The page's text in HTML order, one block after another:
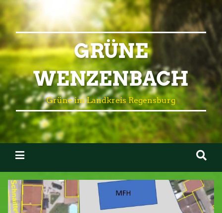
GRÜNE
WENZENBACH
Grüne im Landkreis Regensburg